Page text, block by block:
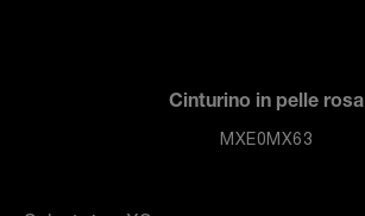
Cinturino in pelle rosa
MXE0MX63